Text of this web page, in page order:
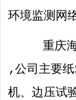
环境监测网
重庆
‚公司主要
机、边压试